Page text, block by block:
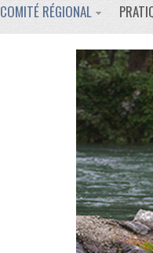
COMITÉ RÉGIONAL